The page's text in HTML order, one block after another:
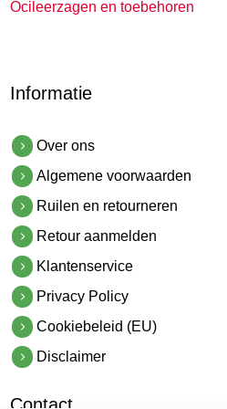
Ocileerzagen en toebehoren
Informatie
Over ons
Algemene voorwaarden
Ruilen en retourneren
Retour aanmelden
Klantenservice
Privacy Policy
Cookiebeleid (EU)
Disclaimer
Contact